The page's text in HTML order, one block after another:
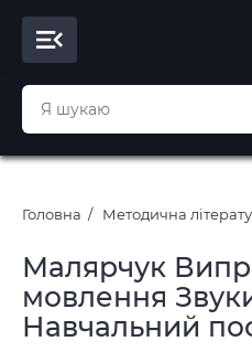
Головна Методична
Малярчук
мовлення
Навчальний